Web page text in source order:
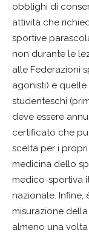
obblighi di
attività che
sportive
non durante le
alle Federazioni
agonisti) e quelle
studenteschi
deve essere
certificato che
scelta per i
medicina dello
medico-sportiva
nazionale. Infine,
misurazione
almeno una